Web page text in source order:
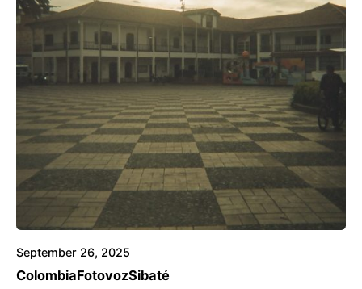
September 26, 2025
ColombiaFotovozSibaté